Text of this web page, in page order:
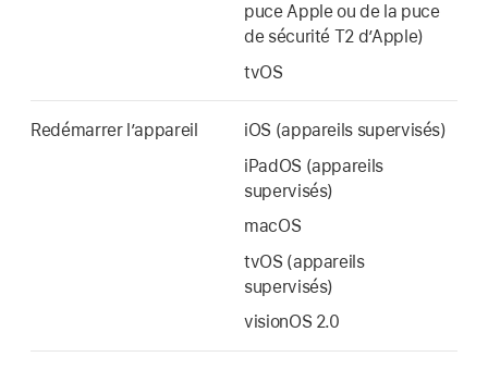
puce Apple ou de la puce
de sécurité T2 dʼApple)
tvOS
Redémarrer l’appareil
iOS (appareils supervisés)
iPadOS (appareils
supervisés)
macOS
tvOS (appareils
supervisés)
visionOS 2.0